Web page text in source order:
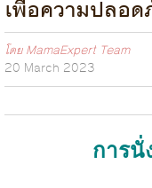
เพื่อความปลอ
โดยMamaExpert Team
20 March 2023
การ